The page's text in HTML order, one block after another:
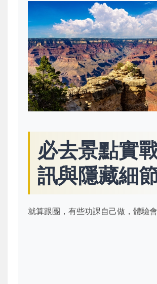
必去景點實
訊與隱藏細
就算跟團，有些功課自己做，體驗會